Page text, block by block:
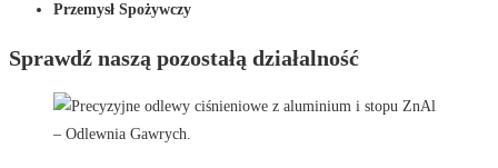
Przemysł Spożywczy
Sprawdź naszą pozostałą działalność